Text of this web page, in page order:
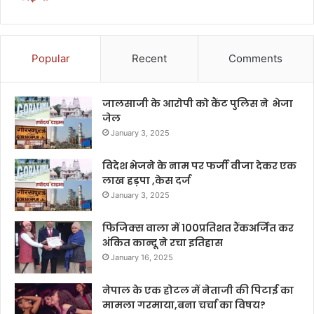
Popular Recent Comments
जालसाजी के आरोपी को कैंट पुलिस ने भेजा
जेल
January 3, 2025
विदेश भेजने के नाम पर फर्जी वीजा देकर एक
लाख हड़पा ,केस दर्ज
January 3, 2025
फिजिक्स वाला में 100प्रतिशत रैंकअर्जित कर
अंकित कान्दू ने रचा इतिहास
January 16, 2025
नेपाल के एक होटल में नेताजी की पिटाई का
मामला गरमाया,बना चर्चा का विषय?